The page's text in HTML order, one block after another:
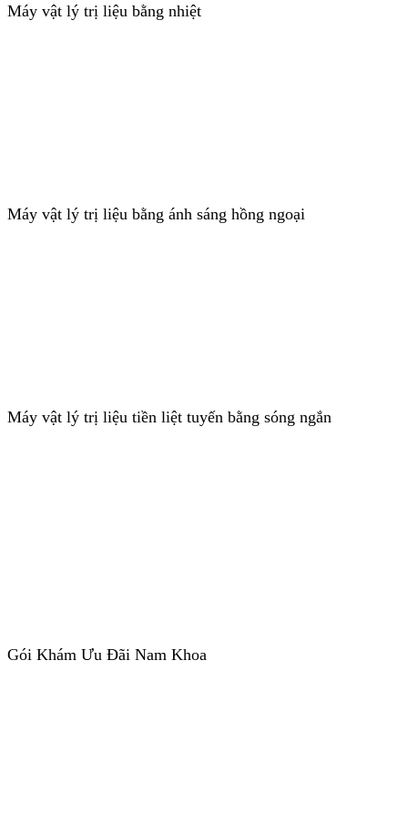
Máy vật lý trị liệu bằng nhiệt
Máy vật lý trị liệu bằng ánh sáng hồng ngoại
Máy vật lý trị liệu tiền liệt tuyến bằng sóng ngắn
Gói Khám Ưu Đãi Nam Khoa